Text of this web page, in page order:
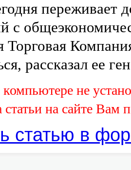
переживает
с
Торговая
рассказал ее
не
на сайте Вам
статью в